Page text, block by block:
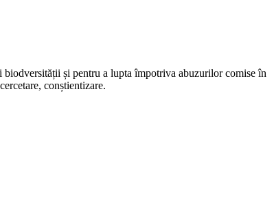
biodversității și pentru a lupta împotriva abuzurilor comise în
conștientizare.